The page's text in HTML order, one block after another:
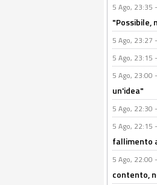
5 Ago, 23:35 -
"Possibile,
5 Ago, 23:27 -
5 Ago, 23:15 -
5 Ago, 23:00 -
un'idea"
5 Ago, 22:30 -
5 Ago, 22:15 -
fallimento
5 Ago, 22:00 -
contento,